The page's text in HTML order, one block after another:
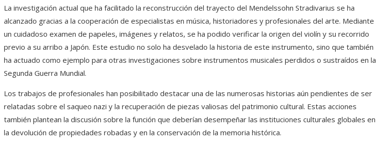
La investigación actual que ha facilitado la reconstrucción del trayecto del Mendelssohn Stradivarius se ha
alcanzado gracias a la cooperación de especialistas en música, historiadores y profesionales del arte. Mediante
un cuidadoso examen de papeles, imágenes y relatos, se ha podido verificar la origen del violín y su recorrido
previo a su arribo a Japón. Este estudio no solo ha desvelado la historia de este instrumento, sino que también
ha actuado como ejemplo para otras investigaciones sobre instrumentos musicales perdidos o sustraídos en la
Segunda Guerra Mundial.
Los trabajos de profesionales han posibilitado destacar una de las numerosas historias aún pendientes de ser
relatadas sobre el saqueo nazi y la recuperación de piezas valiosas del patrimonio cultural. Estas acciones
también plantean la discusión sobre la función que deberían desempeñar las instituciones culturales globales en
la devolución de propiedades robadas y en la conservación de la memoria histórica.